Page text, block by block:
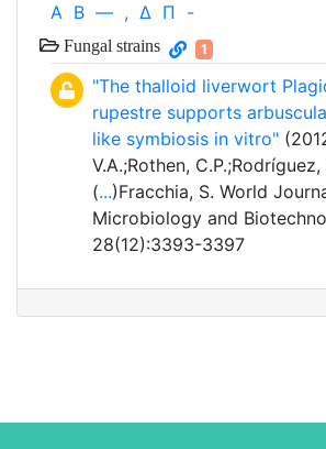
Α Β — , Δ Π -
Fungal strains 1
"The thalloid liverwort
rupestre supports
like symbiosis in vitro"
V.A.;Rothen, C.P.;Rodríguez,
(...)Fracchia, S. World
Microbiology and
28(12):3393-3397